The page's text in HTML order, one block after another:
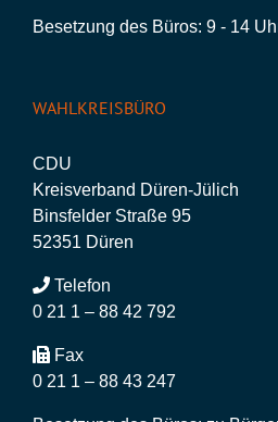
Besetzung des Büros: 9 - 14
WAHLKREISBÜRO
CDU
Kreisverband Düren-Jülich
Binsfelder Straße 95
52351 Düren
Telefon
0 21 1 – 88 42 792
Fax
0 21 1 – 88 43 247